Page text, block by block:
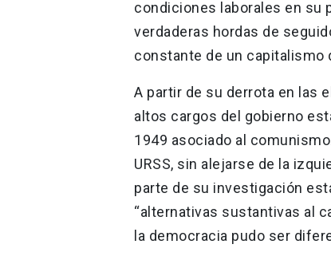
condiciones laborales en su
verdaderas hordas de
constante de un capitalismo
A partir de su derrota en las
altos cargos del gobierno
1949 asociado al
URSS, sin alejarse de la
parte de su investigación
“alternativas sustantivas al
la democracia pudo ser